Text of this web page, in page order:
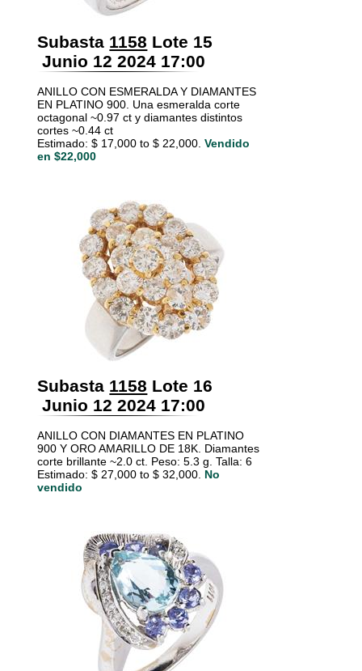
Subasta 1158 Lote 15
Junio 12 2024 17:00
ANILLO CON ESMERALDA Y DIAMANTES
EN PLATINO 900. Una esmeralda corte
octagonal ~0.97 ct y diamantes distintos
cortes ~0.44 ct
Estimado: $ 17,000 to $ 22,000. Vendido
en $22,000
Subasta 1158 Lote 16
Junio 12 2024 17:00
ANILLO CON DIAMANTES EN PLATINO
900 Y ORO AMARILLO DE 18K. Diamantes
corte brillante ~2.0 ct. Peso: 5.3 g. Talla: 6
Estimado: $ 27,000 to $ 32,000. No
vendido